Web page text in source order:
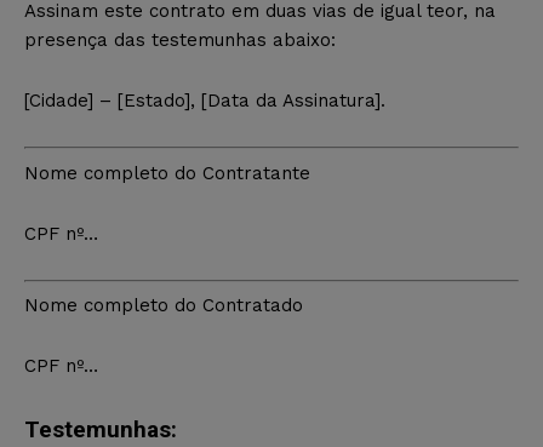
Assinam este contrato em duas vias de igual teor, na
presença das testemunhas abaixo:
[Cidade] – [Estado], [Data da Assinatura].
Nome completo do Contratante
CPF nº…
Nome completo do Contratado
CPF nº…
Testemunhas: